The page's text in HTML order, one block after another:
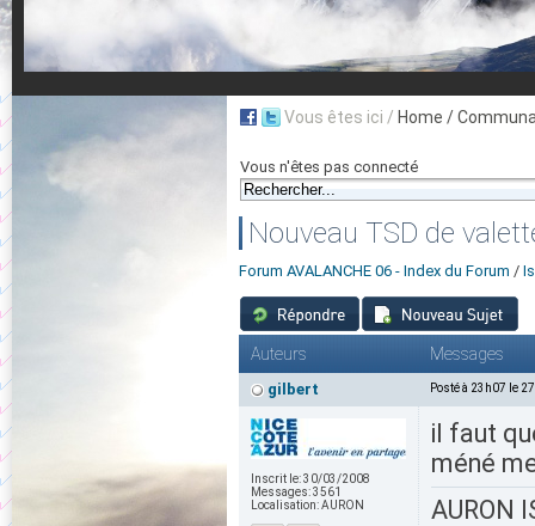
Vous êtes ici / Home /
Vous n'êtes pas connecté
Nouveau TSD de
Forum AVALANCHE 06 - Index du Forum /
Auteurs Messages
gilbert Posté à 23h07 le
Inscrit le:30/03/2008
Messages:3561
Localisation:AURON
il faut
méné
AURON